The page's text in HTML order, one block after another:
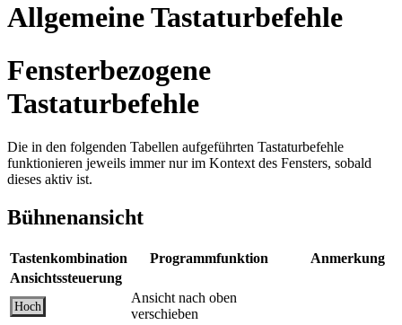
Allgemeine Tastaturbefehle
Fensterbezogene
Tastaturbefehle
Die in den folgenden Tabellen aufgeführten Tastaturbefehle
funktionieren jeweils immer nur im Kontext des Fensters, sobald
dieses aktiv ist.
Bühnenansicht
Tastenkombination Programmfunktion
Anmerkung
Ansichtssteuerung
Hoch
Ansicht nach oben
verschieben